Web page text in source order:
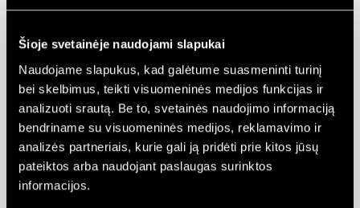
Šioje svetainėje naudojami slapukai
Naudojame slapukus, kad galėtume suasmeninti turinį
bei skelbimus, teikti visuomeninės medijos funkcijas ir
analizuoti srautą. Be to, svetainės naudojimo informaciją
bendriname su visuomeninės medijos, reklamavimo ir
analizės partneriais, kurie gali ją pridėti prie kitos jūsų
pateiktos arba naudojant paslaugas surinktos
informacijos.
Arka
Minimalus
spindulys –
250mm.
Apskritimas
Minimalus
spindulys 250mm.